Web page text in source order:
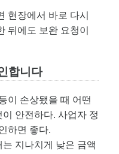
현장에서 바로 다시
뒤에도 보완 요청이
합니다
이 손상됐을 때 어떤
안전하다. 사업자 정
하면 좋다.
지나치게 낮은 금액